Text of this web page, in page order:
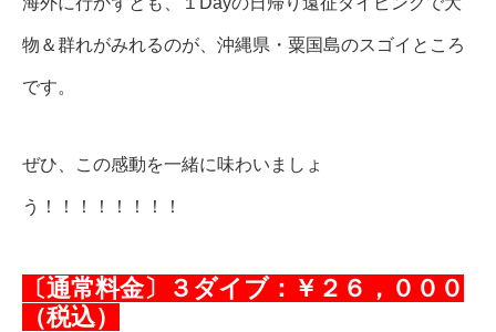
物＆群れがみれるのが、沖縄県・粟国島のスゴイところ
です。
ぜひ、この感動を一緒に味わいましょ
う！！！！！！！！
〔通常料金〕３ダイブ：￥２６，０００
（税込）